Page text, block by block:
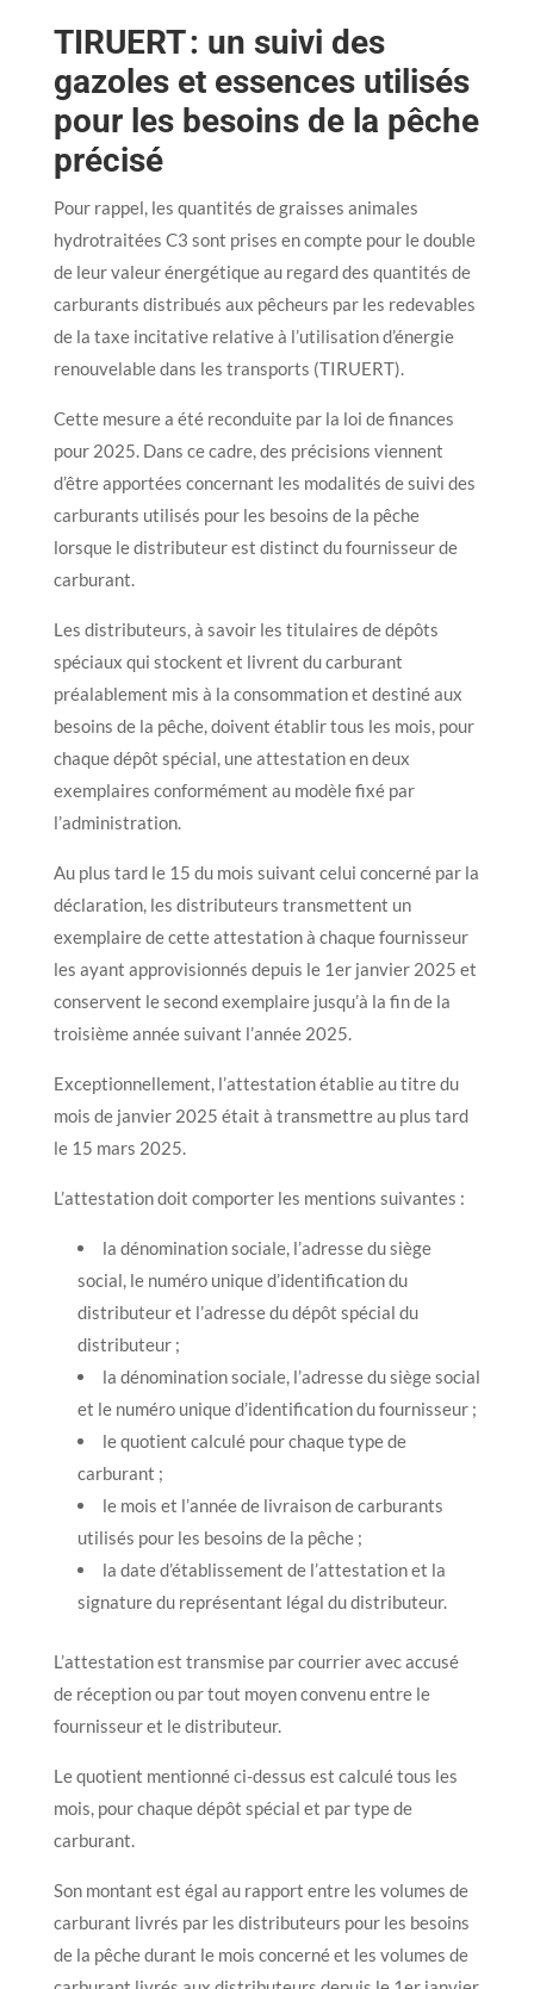
TIRUERT : un suivi des
gazoles et essences utilisés
pour les besoins de la pêche
précisé
Pour rappel, les quantités de graisses animales
hydrotraitées C3 sont prises en compte pour le double
de leur valeur énergétique au regard des quantités de
carburants distribués aux pêcheurs par les redevables
de la taxe incitative relative à l’utilisation d’énergie
renouvelable dans les transports (TIRUERT).
Cette mesure a été reconduite par la loi de finances
pour 2025. Dans ce cadre, des précisions viennent
d’être apportées concernant les modalités de suivi des
carburants utilisés pour les besoins de la pêche
lorsque le distributeur est distinct du fournisseur de
carburant.
Les distributeurs, à savoir les titulaires de dépôts
spéciaux qui stockent et livrent du carburant
préalablement mis à la consommation et destiné aux
besoins de la pêche, doivent établir tous les mois, pour
chaque dépôt spécial, une attestation en deux
exemplaires conformément au modèle fixé par
l’administration.
Au plus tard le 15 du mois suivant celui concerné par la
déclaration, les distributeurs transmettent un
exemplaire de cette attestation à chaque fournisseur
les ayant approvisionnés depuis le 1er janvier 2025 et
conservent le second exemplaire jusqu’à la fin de la
troisième année suivant l’année 2025.
Exceptionnellement, l’attestation établie au titre du
mois de janvier 2025 était à transmettre au plus tard
le 15 mars 2025.
L’attestation doit comporter les mentions suivantes :
la dénomination sociale, l’adresse du siège
social, le numéro unique d’identification du
distributeur et l’adresse du dépôt spécial du
distributeur ;
la dénomination sociale, l’adresse du siège social
et le numéro unique d’identification du fournisseur ;
le quotient calculé pour chaque type de
carburant ;
le mois et l’année de livraison de carburants
utilisés pour les besoins de la pêche ;
la date d’établissement de l’attestation et la
signature du représentant légal du distributeur.
L’attestation est transmise par courrier avec accusé
de réception ou par tout moyen convenu entre le
fournisseur et le distributeur.
Le quotient mentionné ci-dessus est calculé tous les
mois, pour chaque dépôt spécial et par type de
carburant.
Son montant est égal au rapport entre les volumes de
carburant livrés par les distributeurs pour les besoins
de la pêche durant le mois concerné et les volumes de